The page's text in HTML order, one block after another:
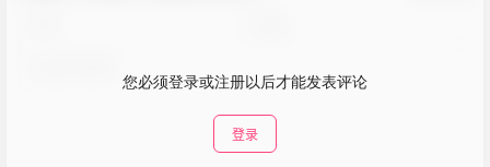
您必须登录或注册以后才能发表评论
登录